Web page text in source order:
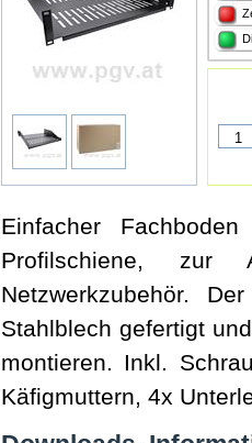
Einfacher
Profilschiene, zur
Netzwerkzubehör.
Stahlblech gefertigt
montieren. Inkl.
Käfigmuttern, 4x